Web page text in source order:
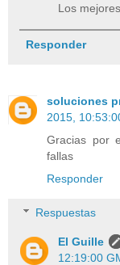
Los
Responder
soluciones
2015,
Gracias por
fallas
Responder
Respuestas
El Guille
12:19:00